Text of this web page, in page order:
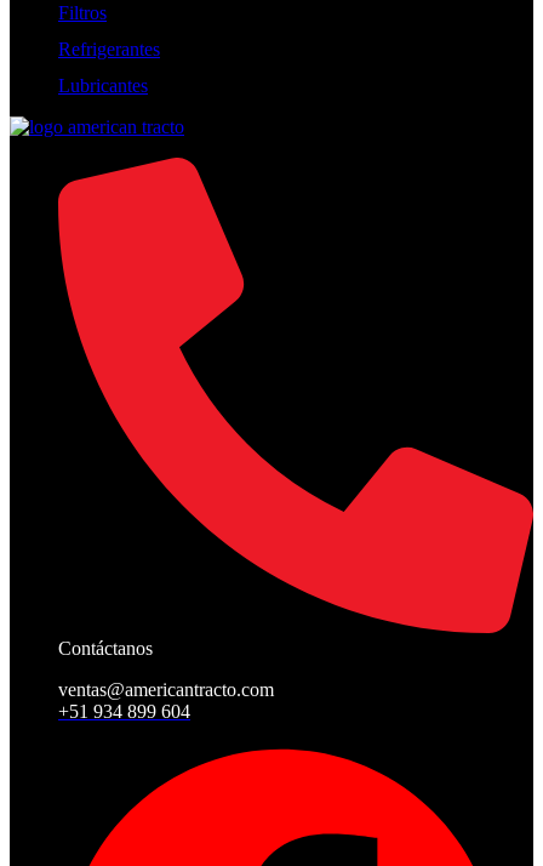
Filtros
Refrigerantes
Lubricantes
Contáctanos
ventas@americantracto.com
+51 934 899 604